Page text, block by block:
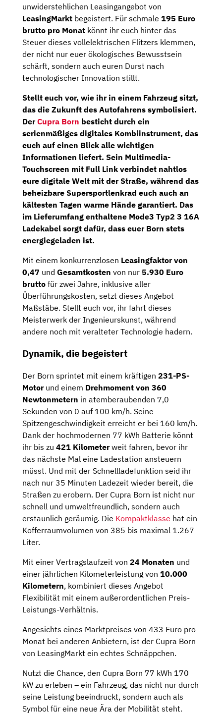
unwiderstehlichen Leasingangebot von
LeasingMarkt begeistert. Für schmale 195 Euro
brutto pro Monat könnt ihr euch hinter das
Steuer dieses vollelektrischen Flitzers klemmen,
der nicht nur euer ökologisches Bewusstsein
schärft, sondern auch euren Durst nach
technologischer Innovation stillt.
Stellt euch vor, wie ihr in einem Fahrzeug sitzt,
das die Zukunft des Autofahrens symbolisiert.
DerCupra Born besticht durch ein
serienmäßiges digitales Kombiinstrument, das
euch auf einen Blick alle wichtigen
Informationen liefert. Sein Multimedia-
Touchscreen mit Full Link verbindet nahtlos
eure digitale Welt mit der Straße, während das
beheizbare Supersportlenkrad euch auch an
kältesten Tagen warme Hände garantiert. Das
im Lieferumfang enthaltene Mode3 Typ2 3 16A
Ladekabel sorgt dafür, dass euer Born stets
energiegeladen ist.
Mit einem konkurrenzlosen Leasingfaktor von
0,47 und Gesamtkosten von nur 5.930 Euro
brutto für zwei Jahre, inklusive aller
Überführungskosten, setzt dieses Angebot
Maßstäbe. Stellt euch vor, ihr fahrt dieses
Meisterwerk der Ingenieurskunst, während
andere noch mit veralteter Technologie hadern.
Dynamik, die begeistert
Der Born sprintet mit einem kräftigen 231-PS-
Motorund einem Drehmoment von 360
Newtonmetern in atemberaubenden 7,0
Sekunden von 0 auf 100 km/h. Seine
Spitzengeschwindigkeit erreicht er bei 160 km/h.
Dank der hochmodernen 77 kWh Batterie könnt
ihr bis zu 421 Kilometerweit fahren, bevor ihr
das nächste Mal eine Ladestation ansteuern
müsst. Und mit der Schnellladefunktion seid ihr
nach nur 35 Minuten Ladezeit wieder bereit, die
Straßen zu erobern. Der Cupra Born ist nicht nur
schnell und umweltfreundlich, sondern auch
erstaunlich geräumig. Die Kompaktklasse hat ein
Kofferraumvolumen von 385 bis maximal 1.267
Liter.
Mit einer Vertragslaufzeit von 24 Monaten und
einer jährlichen Kilometerleistung von 10.000
Kilometern, kombiniert dieses Angebot
Flexibilität mit einem außerordentlichen Preis-
Leistungs-Verhältnis.
Angesichts eines Marktpreises von 433 Euro pro
Monat bei anderen Anbietern, ist der Cupra Born
von LeasingMarkt ein echtes Schnäppchen.
Nutzt die Chance, den Cupra Born 77 kWh 170
kW zu erleben – ein Fahrzeug, das nicht nur durch
seine Leistung beeindruckt, sondern auch als
Symbol für eine neue Ära der Mobilität steht.